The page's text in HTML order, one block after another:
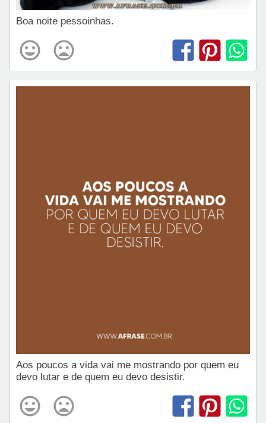
Boa noite pessoinhas.
Aos poucos a vida vai me mostrando por quem eu
devo lutar e de quem eu devo desistir.